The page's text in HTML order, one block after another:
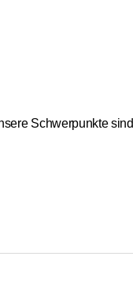
Schwerpunkte sind